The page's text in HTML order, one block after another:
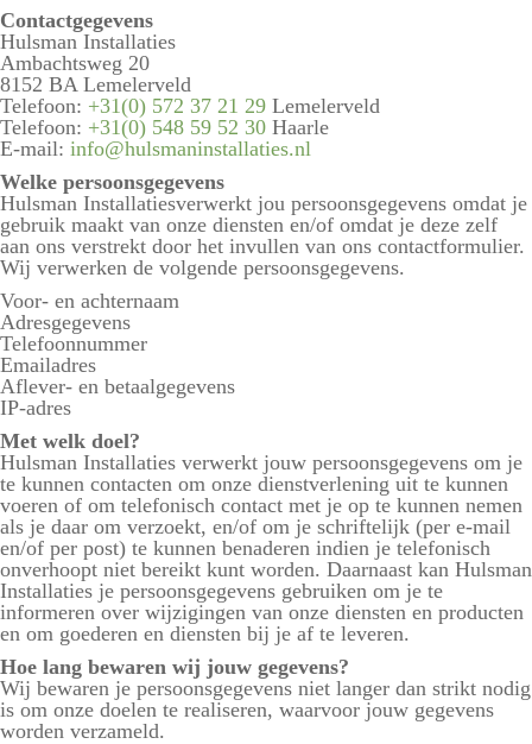
Contactgegevens
Hulsman Installaties
Ambachtsweg 20
8152 BA Lemelerveld
Telefoon: +31(0) 572 37 21 29 Lemelerveld
Telefoon: +31(0) 548 59 52 30 Haarle
E-mail: info@hulsmaninstallaties.nl
Welke persoonsgegevens
Hulsman Installatiesverwerkt jou persoonsgegevens omdat je
gebruik maakt van onze diensten en/of omdat je deze zelf
aan ons verstrekt door het invullen van ons contactformulier.
Wij verwerken de volgende persoonsgegevens.
Voor- en achternaam
Adresgegevens
Telefoonnummer
Emailadres
Aflever- en betaalgegevens
IP-adres
Met welk doel?
Hulsman Installaties verwerkt jouw persoonsgegevens om je
te kunnen contacten om onze dienstverlening uit te kunnen
voeren of om telefonisch contact met je op te kunnen nemen
als je daar om verzoekt, en/of om je schriftelijk (per e-mail
en/of per post) te kunnen benaderen indien je telefonisch
onverhoopt niet bereikt kunt worden. Daarnaast kan Hulsman
Installaties je persoonsgegevens gebruiken om je te
informeren over wijzigingen van onze diensten en producten
en om goederen en diensten bij je af te leveren.
Hoe lang bewaren wij jouw gegevens?
Wij bewaren je persoonsgegevens niet langer dan strikt nodig
is om onze doelen te realiseren, waarvoor jouw gegevens
worden verzameld.